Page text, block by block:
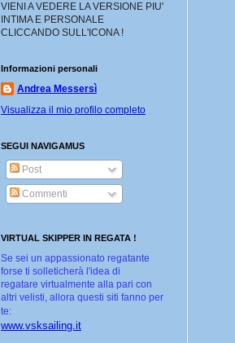
VIENI A VEDERE LA VERSIONE PIU'
INTIMA E PERSONALE
CLICCANDO SULL'ICONA !
Informazioni personali
Andrea Messersì
Visualizza il mio profilo completo
SEGUI NAVIGAMUS
Post
Commenti
VIRTUAL SKIPPER IN REGATA !
Se sei un appassionato regatante
forse ti solleticherà l'idea di
regatare virtualmente alla pari con
altri velisti, allora questi siti fanno per
te:
www.vsksailing.it